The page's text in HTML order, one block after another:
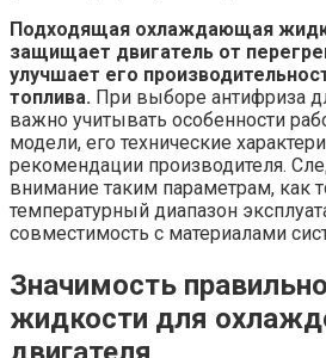
Подходящая охлаждающая
защищает двигатель от
улучшает его
топлива. При выборе антифриза
важно учитывать особенности
модели, его технические
рекомендации производителя.
внимание таким параметрам, как
температурный диапазон
совместимость с материалами
Значимость
жидкости для